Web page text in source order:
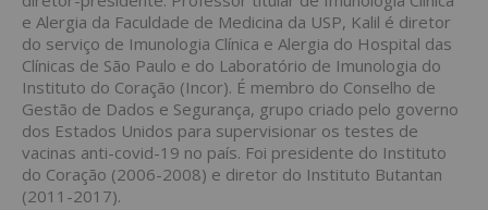
e Alergia da Faculdade de Medicina da USP, Kalil é diretor
do serviço de Imunologia Clínica e Alergia do Hospital das
Clínicas de São Paulo e do Laboratório de Imunologia do
Instituto do Coração (Incor). É membro do Conselho de
Gestão de Dados e Segurança, grupo criado pelo governo
dos Estados Unidos para supervisionar os testes de
vacinas anti-covid-19 no país. Foi presidente do Instituto
do Coração (2006-2008) e diretor do Instituto Butantan
(2011-2017).